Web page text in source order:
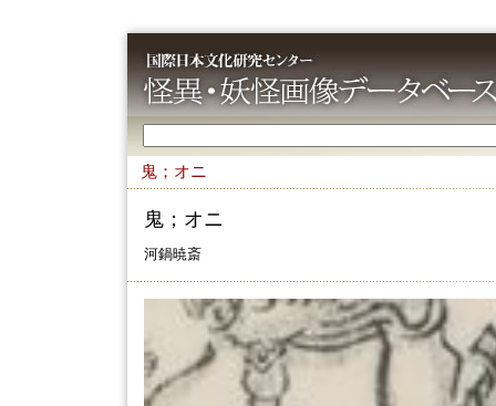
鬼；オニ
鬼；オニ
河鍋暁斎